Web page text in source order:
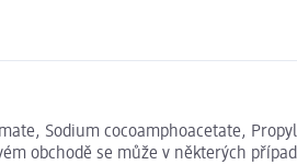
Sodium cocoamphoacetate,
obchodě se může v některých